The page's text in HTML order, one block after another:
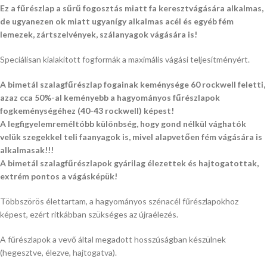
Ez a fűrészlap a sűrű fogosztás miatt fa keresztvágására alkalmas,
de ugyanezen ok miatt ugyanígy alkalmas acél és egyéb fém
lemezek, zártszelvények, szálanyagok vágására is!
Speciálisan kialakított fogformák a maximális vágási teljesítményért.
A bimetál szalagfűrészlap fogainak keménysége 60 rockwell feletti,
azaz cca 50%-al keményebb a hagyományos fűrészlapok
fogkeménységéhez (40-43 rockwell) képest!
A legfigyelemreméltóbb különbség, hogy gond nélkül vághatók
velük szegekkel teli faanyagok is, mivel alapvetően fém vágására is
alkalmasak!!!
A bimetál szalagfűrészlapok gyárilag élezettek és hajtogatottak,
extrém pontos a vágásképük!
Többszörös élettartam, a hagyományos szénacél fűrészlapokhoz
képest, ezért ritkábban szükséges az újraélezés.
A fűrészlapok a vevő által megadott hosszúságban készülnek
(hegesztve, élezve, hajtogatva).